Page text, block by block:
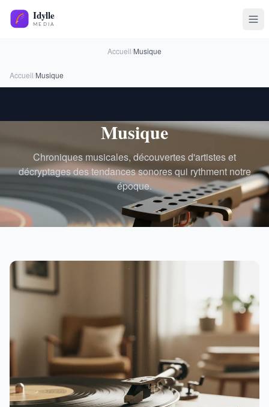
Accueil/Musique
Accueil/Musique
Musique
Chroniques musicales, découvertes d'artistes et
décryptages des tendances sonores qui rythment notre
époque.